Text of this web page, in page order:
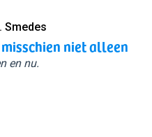
Smedes
misschien niet alleen
en nu.